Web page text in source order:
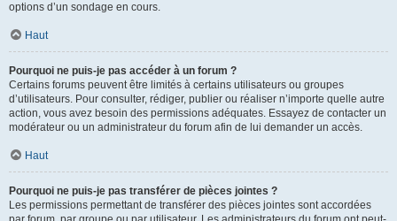
options d’un sondage en cours.
Haut
Pourquoi ne puis-je pas accéder à un forum ?
Certains forums peuvent être limités à certains utilisateurs ou groupes
d’utilisateurs. Pour consulter, rédiger, publier ou réaliser n’importe quelle autre
action, vous avez besoin des permissions adéquates. Essayez de contacter un
modérateur ou un administrateur du forum afin de lui demander un accès.
Haut
Pourquoi ne puis-je pas transférer de pièces jointes ?
Les permissions permettant de transférer des pièces jointes sont accordées